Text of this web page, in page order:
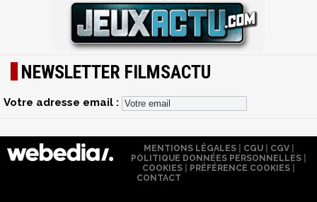
NEWSLETTER FILMSACTU
Votre adresse email :
MENTIONS LÉGALES| CGU| CGV|
POLITIQUE DONNÉES PERSONNELLES
COOKIES
PRÉFÉRENCE COOKIES
CONTACT